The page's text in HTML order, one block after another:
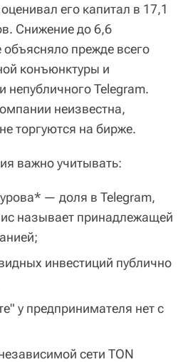
его капитал в 17,1
Снижение до 6,6
прежде всего
конъюнктуры и
непубличного Telegram.
неизвестна,
торгуются на бирже.
важно учитывать:
— доля в Telegram,
называет принадлежащей
инвестиций публично
у предпринимателя нет с
сети TON